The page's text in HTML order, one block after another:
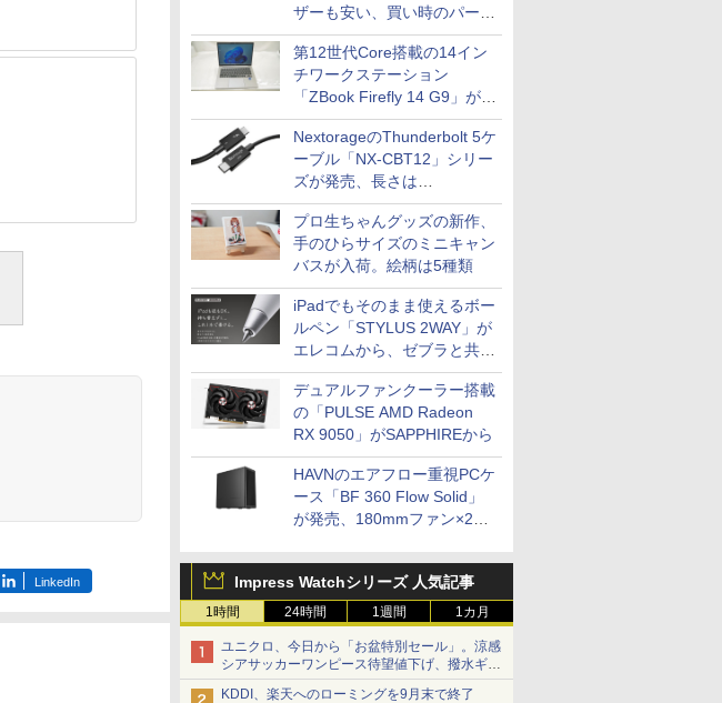
ザーも安い、買い時のパーツ
は？【8月7日(金)22時配信】
第12世代Core搭載の14イン
チワークステーション
「ZBook Firefly 14 G9」が
79,800円！秋葉原で中古PC
セール
NextorageのThunderbolt 5ケ
ーブル「NX-CBT12」シリー
ズが発売、長さは
30cm/50cm/1mの3種類
プロ生ちゃんグッズの新作、
手のひらサイズのミニキャン
バスが入荷。絵柄は5種類
iPadでもそのまま使えるボー
ルペン「STYLUS 2WAY」が
エレコムから、ゼブラと共同
開発
デュアルファンクーラー搭載
の「PULSE AMD Radeon
RX 9050」がSAPPHIREから
HAVNのエアフロー重視PCケ
ース「BF 360 Flow Solid」
が発売、180mmファン×2搭
Impress Watchシリーズ 人気記事
1時間 24時間 1週間 1カ月
ユニクロ、今日から「お盆特別セール」。涼感
シアサッカーワンピース待望値下げ、撥水ギア
ショーツは1990円に
KDDI、楽天へのローミングを9月末で終了
LinkedIn